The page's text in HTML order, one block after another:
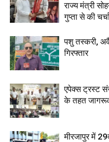
राज्य मंत्री
गुप्ता से की
पशु तस्करी,
गिरफ्तार
एपेक्स ट्रस्ट
के तहत
मीरजापुर में